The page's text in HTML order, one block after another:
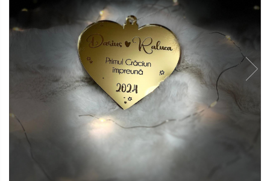
Globuri personalizate
Decoratiuni Craciun
Pachete cadou Craciun
Decoratiuni Paste
Valentines Day
Cadouri indragostiti
1-8 Martie